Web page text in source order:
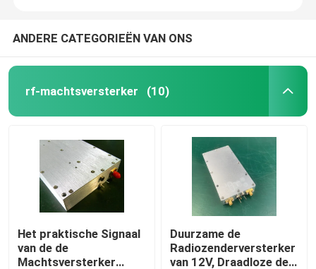
Thuis
Over ons
ANDERE CATEGORIEËN VAN ONS
rf-machtsversterker (10)
Het praktische Signaal
van de de
Machtsversterker
Duurzame de
Radiozenderversterker
van 12V, Draadloze de